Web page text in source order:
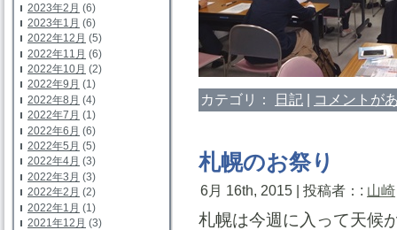
2023年2月 (6)
2023年1月 (6)
2022年12月 (5)
2022年11月 (6)
2022年10月 (2)
2022年9月 (1)
2022年8月 (4)
2022年7月 (1)
2022年6月 (6)
2022年5月 (5)
2022年4月 (3)
2022年3月 (3)
2022年2月 (2)
2022年1月 (1)
2021年12月 (3)
カテゴリ： 日記 | コメントが
札幌のお祭り
6月 16th, 2015 | 投稿者：: 山崎
札幌は今週に入って天候